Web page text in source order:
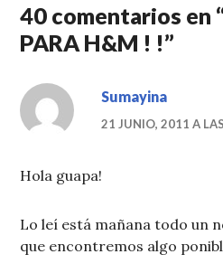
40 comentarios en
PARA H&M ! !”
Sumayina
21 JUNIO, 2011 A
Hola guapa!
Lo leí está mañana todo un
que encontremos algo